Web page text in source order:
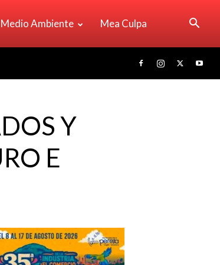
Medio Ambiente Mea Culpa
Y
E